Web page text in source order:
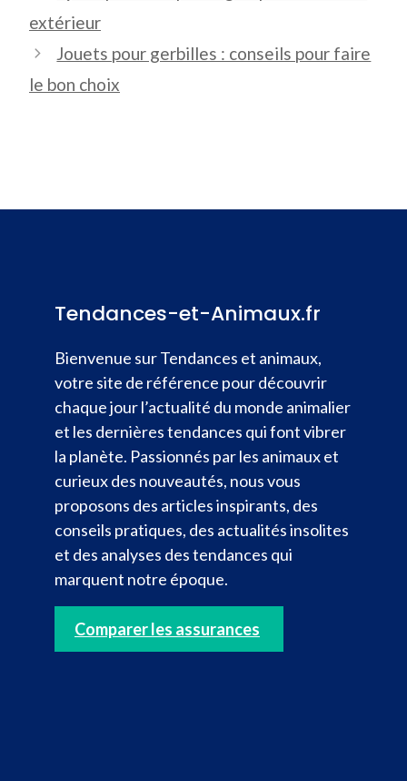
extérieur
Jouets pour gerbilles : conseils pour faire
le bon choix
Tendances-et-Animaux.fr
Bienvenue sur Tendances et animaux,
votre site de référence pour découvrir
chaque jour l’actualité du monde animalier
et les dernières tendances qui font vibrer
la planète. Passionnés par les animaux et
curieux des nouveautés, nous vous
proposons des articles inspirants, des
conseils pratiques, des actualités insolites
et des analyses des tendances qui
marquent notre époque.
Comparer les assurances